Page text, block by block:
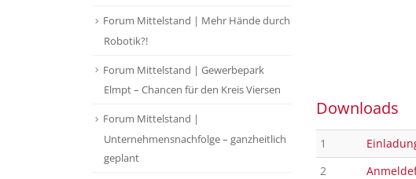
Downloads
1
2
Forum Mittelstand | Mehr Hände durch
Robotik?!
Forum Mittelstand | Gewerbepark
Elmpt – Chancen für den Kreis Viersen
Forum Mittelstand |
Unternehmensnachfolge – ganzheitlich
geplant